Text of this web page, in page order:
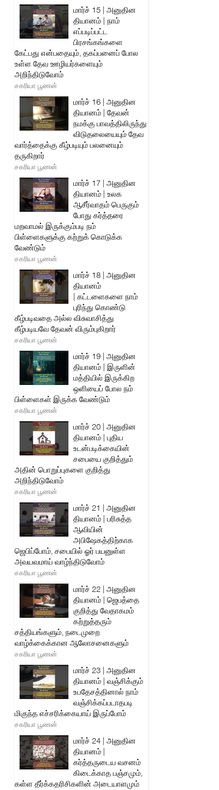
மார்ச் 15 | அனுதின
தியானம் | நாம்
எப்படிப்பட்ட
பிரசங்கங்களை
கேட்பது என்பதையும், தகப்பனைப் போல
உள்ள தேவ ஊழியர்களையும்
அறிந்திடுவோம்
சகரியா பூணன்
மார்ச் 16 | அனுதின
தியானம் | தேவன்
நமக்கு பாவத்திலிருந்து
விடுதலையையும் தேவ
வார்த்தைக்கு கீழ்படியும் பலனையும்
தருகிறார்
சகரியா பூணன்
மார்ச் 17 | அனுதின
தியானம் | உலக
ஆசீர்வாதம் பெருகும்
போது கர்த்தரை
மறவாமல் இருக்கும்படி நம்
பிள்ளைகளுக்கு கற்றுக் கொடுக்க
வேண்டும்
சகரியா பூணன்
மார்ச் 18 | அனுதின
தியானம்
| கட்டளைகளை நாம்
புரிந்து கொண்டு
கீழ்படிவதை அல்ல விசுவாசித்து
கீழ்படியவே தேவன் விரும்புகிறார்
சகரியா பூணன்
மார்ச் 19 | அனுதின
தியானம் | இருளின்
மத்தியில் இருக்கிற
ஒளியைப் போல நம்
பிள்ளைகள் இருக்க வேண்டும்
சகரியா பூணன்
மார்ச் 20 | அனுதின
தியானம் | புதிய
உடன்படிக்கையின்
சபையை குறித்தும்
அதின் பொறுப்புகளை குறித்து
அறிந்திடுவோம்
சகரியா பூணன்
மார்ச் 21 | அனுதின
தியானம் | பரிசுத்த
ஆவியின்
அபிஷேகத்திற்காக
ஜெபிப்போம், சபையில் ஓர் பயனுள்ள
அவயவமாய் வாழ்ந்திடுவோம்
சகரியா பூணன்
மார்ச் 22 | அனுதின
தியானம் | ஜெபத்தை
குறித்து வேதாகமம்
கற்றுத்தரும்
சத்தியங்களும், நடைமுறை
வாழ்க்கைக்கான ஆலோசனைகளும்
சகரியா பூணன்
மார்ச் 23 | அனுதின
தியானம் | வஞ்சிக்கும்
உபதேசத்தினால் நாம்
வஞ்சிக்கப்படாதபடி
மிகுந்த எச்சரிக்கையாய் இருப்போம்
சகரியா பூணன்
மார்ச் 24 | அனுதின
தியானம் |
கர்த்தருடைய வசனம்
கிடைக்காத பஞ்சமும்,
கள்ள தீர்க்கதரிசிகளின் அடையாளமும்